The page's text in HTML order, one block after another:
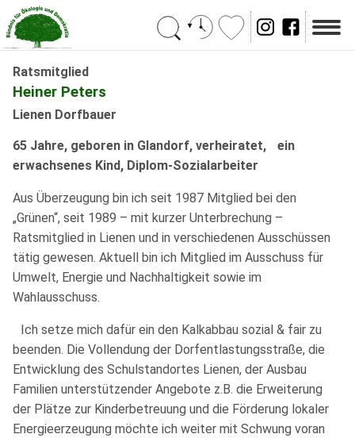
Suchen
Ratsmitglied
Heiner Peters
Lienen Dorfbauer
65 Jahre, geboren in Glandorf, verheiratet, ein
erwachsenes Kind, Diplom-Sozialarbeiter
Aus Überzeugung bin ich seit 1987 Mitglied bei den
„Grünen“, seit 1989 – mit kurzer Unterbrechung –
Ratsmitglied in Lienen und in verschiedenen Ausschüssen
tätig gewesen. Aktuell bin ich Mitglied im Ausschuss für
Umwelt, Energie und Nachhaltigkeit sowie im
Wahlausschuss.
Ich setze mich dafür ein den Kalkabbau sozial & fair zu
beenden. Die Vollendung der Dorfentlastungsstraße, die
Entwicklung des Schulstandortes Lienen, der Ausbau
Familien unterstützender Angebote z.B. die Erweiterung
der Plätze zur Kinderbetreuung und die Förderung lokaler
Energieerzeugung möchte ich weiter mit Schwung voran